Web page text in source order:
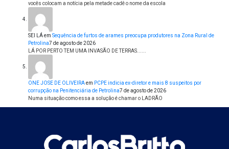
vocês colocam a notícia pela metade cadê o nome da escola
SEI LÁem Sequência de furtos de arames preocupa produtores na Zona Rural de
Petrolina7 de agosto de 2026
LÁ POR PERTO TEM UMA INVASÃO DE TERRAS......
ONE JOSE DE OLIVEIRAem PCPE indicia ex-diretor e mais 8 suspeitos por
corrupção na Penitenciária de Petrolina7 de agosto de 2026
Numa situação como essa a solução é chamar o LADRÃO